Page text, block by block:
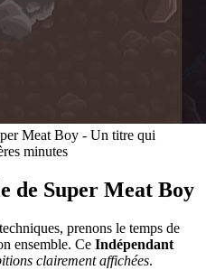
Meat Boy - Un titre qui
minutes
de Super Meat Boy
prenons le temps de
ensemble. Ce Indépendant
clairement affichées.